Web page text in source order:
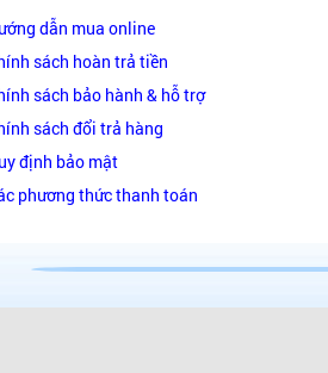
dẫn mua online
sách hoàn trả tiền
sách bảo hành & hỗ trợ
sách đổi trả hàng
định bảo mật
phương thức thanh toán